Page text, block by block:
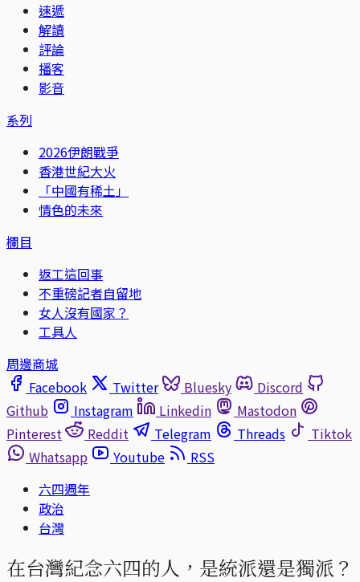
速遞
解讀
評論
播客
影音
系列
2026伊朗戰爭
香港世紀大火
「中國有稀土」
情色的未來
欄目
返工這回事
不重磅記者自留地
女人沒有國家？
工具人
周邊商城
Facebook
Twitter Bluesky
Discord
Github
Instagram Linkedin
Mastodon
Pinterest
Reddit Telegram Threads
Tiktok
Whatsapp
Youtube
RSS
六四週年
政治
台灣
在台灣紀念六四的人，是統派還是獨派？